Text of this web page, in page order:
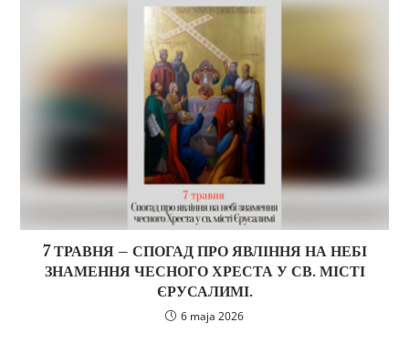
7 ТРАВНЯ – СПОГАД ПРО ЯВЛІННЯ НА НЕБІ
ЗНАМЕННЯ ЧЕСНОГО ХРЕСТА У СВ. МІСТІ
ЄРУСАЛИМІ.
6 maja 2026